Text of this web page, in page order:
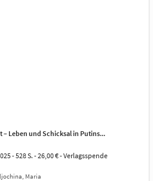
– Leben und Schicksal in Putins...
- 528 S. - 26,00 € - Verlagsspende
Maria